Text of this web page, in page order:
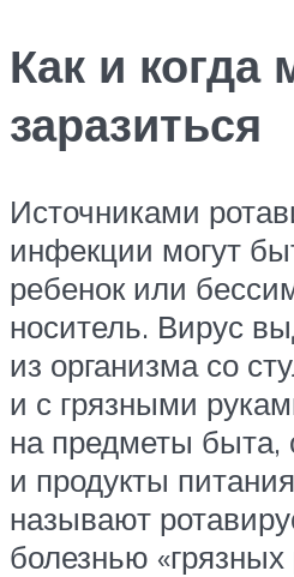
Как и когда
заразиться
Источниками
инфекции могут
ребенок или
носитель. Вирус
из организма со
и с грязными
на предметы быта,
и продукты
называют
болезнью «грязных